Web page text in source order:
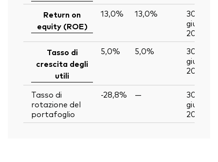
Return on
equity (ROE)
13,0% 13,0%
30
giu
2026
Tasso di
crescita degli
utili
5,0% 5,0%
30
giu
2026
Tasso di
rotazione del
portafoglio
-28,8% —
30
giu
2026